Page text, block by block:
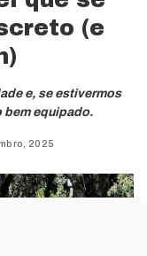
(e
e, se estivermos
bem equipado.
2025